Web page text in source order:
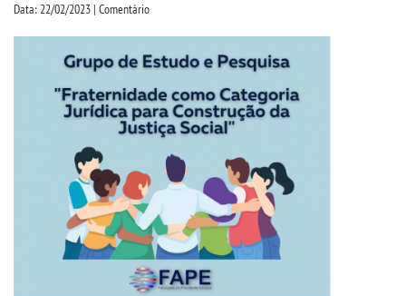
BACHARELADOS
LICENCIATURAS
Data: 22/02/2023 | Comentário